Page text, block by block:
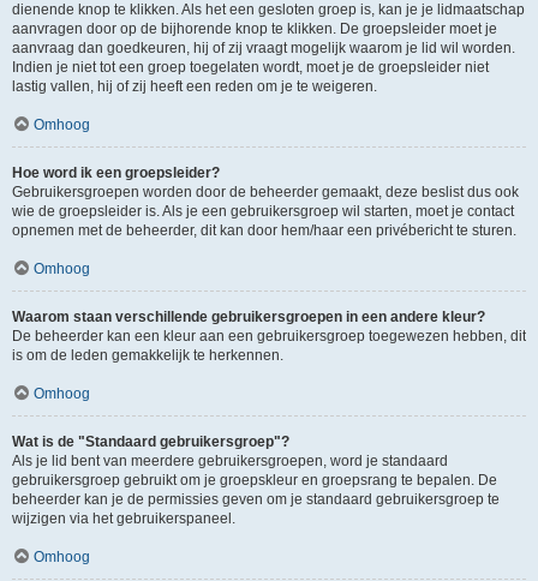
dienende knop te klikken. Als het een gesloten groep is, kan je je lidmaatschap
aanvragen door op de bijhorende knop te klikken. De groepsleider moet je
aanvraag dan goedkeuren, hij of zij vraagt mogelijk waarom je lid wil worden.
Indien je niet tot een groep toegelaten wordt, moet je de groepsleider niet
lastig vallen, hij of zij heeft een reden om je te weigeren.
Omhoog
Hoe word ik een groepsleider?
Gebruikersgroepen worden door de beheerder gemaakt, deze beslist dus ook
wie de groepsleider is. Als je een gebruikersgroep wil starten, moet je contact
opnemen met de beheerder, dit kan door hem/haar een privébericht te sturen.
Omhoog
Waarom staan verschillende gebruikersgroepen in een andere kleur?
De beheerder kan een kleur aan een gebruikersgroep toegewezen hebben, dit
is om de leden gemakkelijk te herkennen.
Omhoog
Wat is de "Standaard gebruikersgroep"?
Als je lid bent van meerdere gebruikersgroepen, word je standaard
gebruikersgroep gebruikt om je groepskleur en groepsrang te bepalen. De
beheerder kan je de permissies geven om je standaard gebruikersgroep te
wijzigen via het gebruikerspaneel.
Omhoog